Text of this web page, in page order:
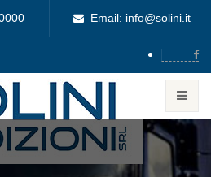
Email: info@solini.it